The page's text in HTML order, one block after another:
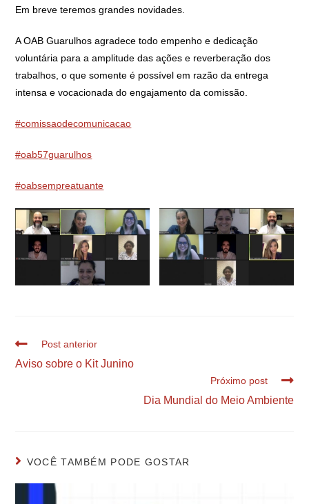
Em breve teremos grandes novidades.
A OAB Guarulhos agradece todo empenho e dedicação
voluntária para a amplitude das ações e reverberação dos
trabalhos, o que somente é possível em razão da entrega
intensa e vocacionada do engajamento da comissão.
#comissaodecomunicacao
#oab57guarulhos
#oabsempreatuante
Post anterior
Aviso sobre o Kit Junino
Próximo post
Dia Mundial do Meio Ambiente
VOCÊ TAMBÉM PODE GOSTAR